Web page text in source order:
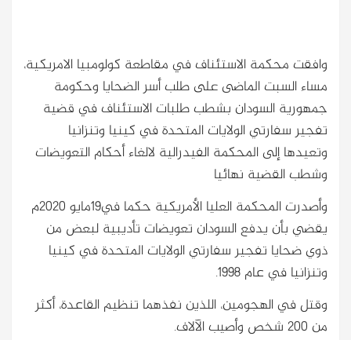
وافقت محكمة الاستئناف في مقاطعة كولومبيا الامريكية،
مساء السبت الماضى على طلب أسر الضحايا وحكومة
جمهورية السودان بشطب طلبات الاستئناف في قضية
تفجير سفارتي الولايات المتحدة في كينيا وتنزانيا
وتعيدها إلى المحكمة الفيدرالية لالغاء أحكام التعويضات
وشطب القضية نهائيا
وأصدرت المحكمة العليا الأمريكية حكما في19مايو 2020م
يقضي بأن يدفع السودان تعويضات تأديبية لبعض من
ذوي ضحايا تفجير سفارتي الولايات المتحدة في كينيا
وتنزانيا في عام 1998.
وقتل في الهجومين، اللذين نفذهما تنظيم القاعدة، أكثر
من 200 شخص وأصيب الآلاف.